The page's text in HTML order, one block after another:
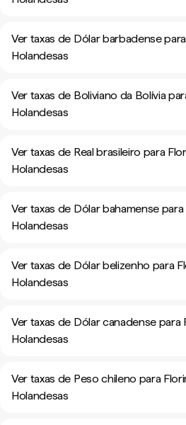
Ver taxas de Dólar barbadense
Holandesas
Ver taxas de Boliviano da Bolívia
Holandesas
Ver taxas de Real brasileiro para
Holandesas
Ver taxas de Dólar bahamense
Holandesas
Ver taxas de Dólar belizenho para
Holandesas
Ver taxas de Dólar canadense para
Holandesas
Ver taxas de Peso chileno para
Holandesas